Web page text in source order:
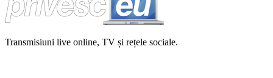
Transmisiuni live online, TV și rețele sociale.